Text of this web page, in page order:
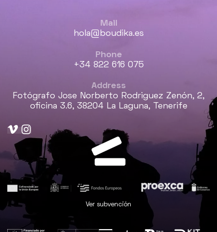
Mail
hola@boudika.es
Phone
+34 822 616 075
Address
Fotógrafo Jose Norberto Rodriguez Zenón, 2,
oficina 3.6, 38204 La Laguna, Tenerife
Ver subvención